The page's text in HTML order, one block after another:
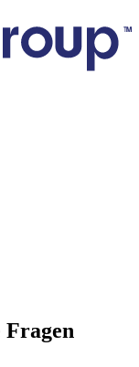
Fragen